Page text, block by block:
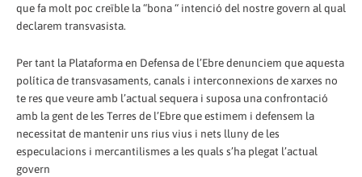
que fa molt poc creïble la “bona “ intenció del nostre govern al qual
declarem transvasista.
Per tant la Plataforma en Defensa de l’Ebre denunciem que aquesta
política de transvasaments, canals i interconnexions de xarxes no
te res que veure amb l’actual sequera i suposa una confrontació
amb la gent de les Terres de l’Ebre que estimem i defensem la
necessitat de mantenir uns rius vius i nets lluny de les
especulacions i mercantilismes a les quals s’ha plegat l’actual
govern